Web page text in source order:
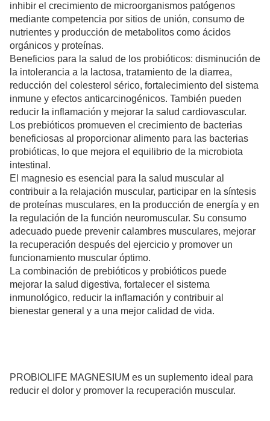
inhibir el crecimiento de microorganismos patógenos
mediante competencia por sitios de unión, consumo de
nutrientes y producción de metabolitos como ácidos
orgánicos y proteínas.
Beneficios para la salud de los probióticos: disminución de
la intolerancia a la lactosa, tratamiento de la diarrea,
reducción del colesterol sérico, fortalecimiento del sistema
inmune y efectos anticarcinogénicos. También pueden
reducir la inflamación y mejorar la salud cardiovascular.
Los prebióticos promueven el crecimiento de bacterias
beneficiosas al proporcionar alimento para las bacterias
probióticas, lo que mejora el equilibrio de la microbiota
intestinal.
El magnesio es esencial para la salud muscular al
contribuir a la relajación muscular, participar en la síntesis
de proteínas musculares, en la producción de energía y en
la regulación de la función neuromuscular. Su consumo
adecuado puede prevenir calambres musculares, mejorar
la recuperación después del ejercicio y promover un
funcionamiento muscular óptimo.
La combinación de prebióticos y probióticos puede
mejorar la salud digestiva, fortalecer el sistema
inmunológico, reducir la inflamación y contribuir al
bienestar general y a una mejor calidad de vida.
PROBIOLIFE MAGNESIUM es un suplemento ideal para
reducir el dolor y promover la recuperación muscular.